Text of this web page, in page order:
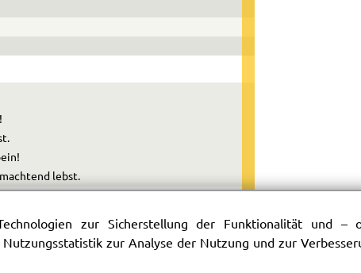
lebst.
zur Sicherstellung der Funktionalität und –
zur Analyse der Nutzung und zur